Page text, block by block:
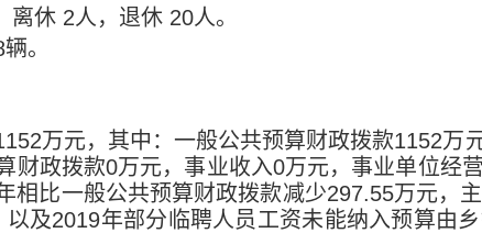
离休 2人，退休 20人。
辆。
万元，其中：一般公共预算财政拨款1152万
财政拨款0万元，事业收入0万元，事业单位经
相比一般公共预算财政拨款减少297.55万元，
以及2019年部分临聘人员工资未能纳入预算由